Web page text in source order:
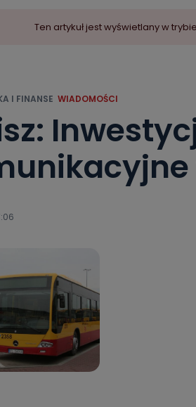
Ten artykuł jest wyświetlany w
I FINANSE WIADOMOŚCI